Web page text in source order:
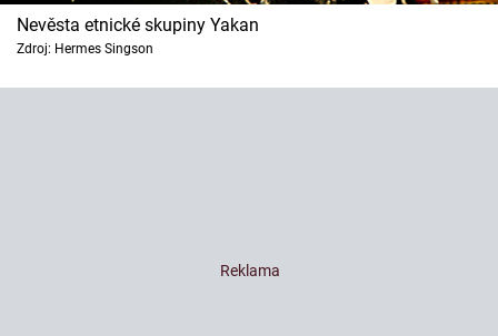
Nevěsta etnické skupiny Yakan
Zdroj: Hermes Singson